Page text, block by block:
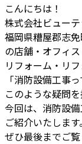
こんにちは！
株式会社ビューテ
福岡県糟屋郡志
の店舗・オフィ
リフォーム・リ
「消防設備工事
このような疑問
今回は、消防設
ご紹介いたします。
ぜひ最後までご覧